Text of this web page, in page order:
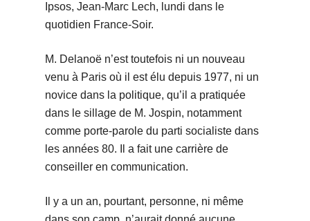
Ipsos, Jean-Marc Lech, lundi dans le
quotidien France-Soir.
M. Delanoë n’est toutefois ni un nouveau
venu à Paris où il est élu depuis 1977, ni un
novice dans la politique, qu’il a pratiquée
dans le sillage de M. Jospin, notamment
comme porte-parole du parti socialiste dans
les années 80. Il a fait une carrière de
conseiller en communication.
Il y a un an, pourtant, personne, ni même